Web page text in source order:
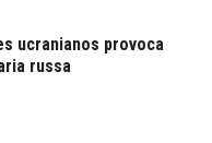
ucranianos provoca
russa